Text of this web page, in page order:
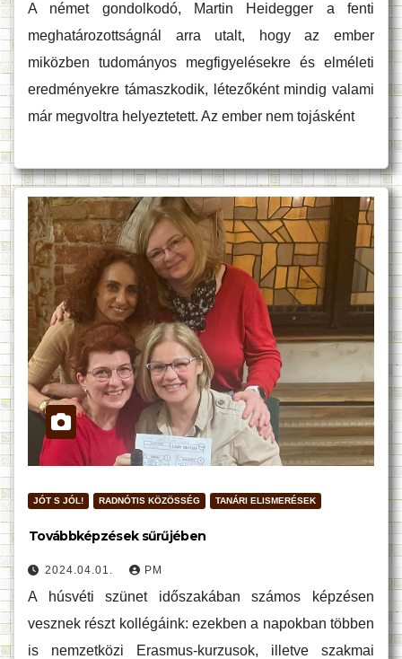
A német gondolkodó, Martin Heidegger a fenti
meghatározottságnál arra utalt, hogy az ember
miközben tudományos megfigyelésekre és elméleti
eredményekre támaszkodik, létezőként mindig valami
már megvoltra helyeztetett. Az ember nem tojásként
JÓT S JÓL! RADNÓTIS KÖZÖSSÉG TANÁRI ELISMERÉSEK
Továbbképzések sűrűjében
2024.04.01. PM
A húsvéti szünet időszakában számos képzésen
vesznek részt kollégáink: ezekben a napokban többen
is nemzetközi Erasmus-kurzusok, illetve szakmai